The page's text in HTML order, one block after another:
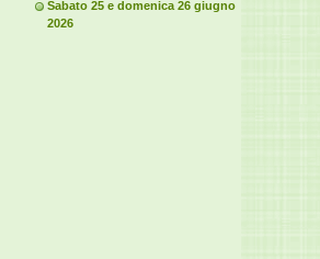
Sabato 25 e domenica 26 giugno
2026